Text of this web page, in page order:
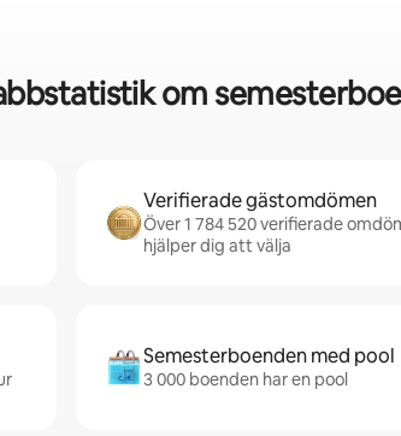
om
Verifierade gästomdömen
Över 1 784 520 verifierade
hjälper dig att välja
Semesterboenden med pool
3 000 boenden har en pool